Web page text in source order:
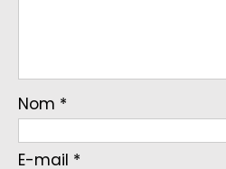
Nom *
E-mail *